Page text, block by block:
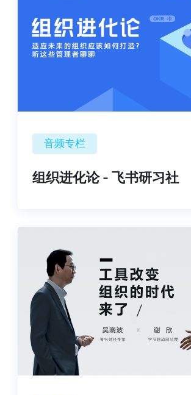
音频专栏
组织进化论 - 飞书研习社